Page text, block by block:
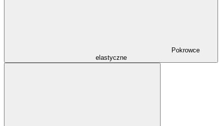
Pokrowce
elastyczne